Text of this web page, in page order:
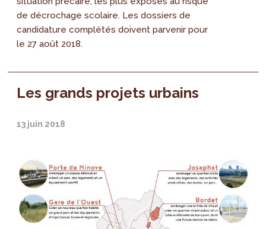
de décrochage scolaire. Les dossiers de
candidature complétés doivent parvenir pour
le 27 août 2018.
Les grands projets urbains
13 juin 2018